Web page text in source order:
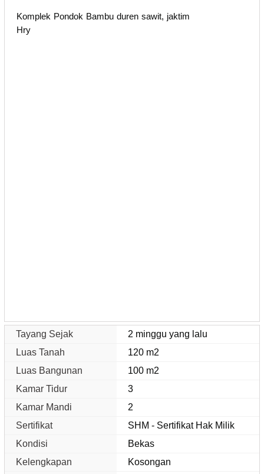
Komplek Pondok Bambu duren sawit, jaktim
Hry
Tayang Sejak
2 minggu yang lalu
Luas Tanah
120 m2
Luas Bangunan
100 m2
Kamar Tidur
3
Kamar Mandi
2
Sertifikat
SHM - Sertifikat Hak Milik
Kondisi
Bekas
Kelengkapan
Kosongan